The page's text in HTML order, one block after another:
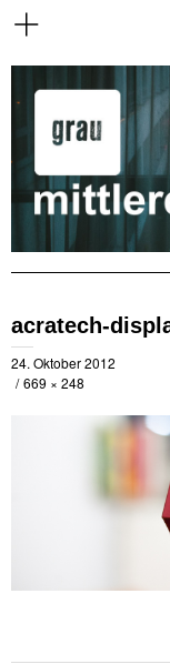
acratech-
24. Oktober 2012
669 × 248